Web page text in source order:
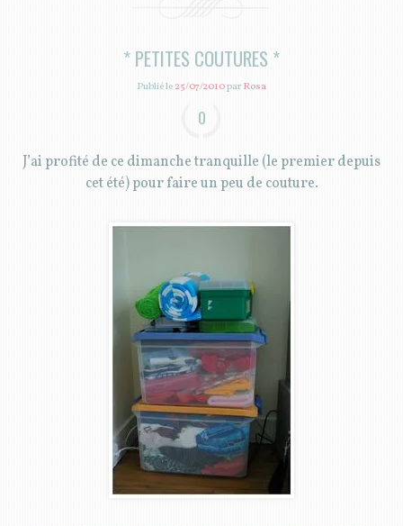
* PETITES COUTURES *
Publié le25/07/2010parRosa
0
J’ai profité de ce dimanche tranquille (le premier depuis
cet été) pour faire un peu de couture.